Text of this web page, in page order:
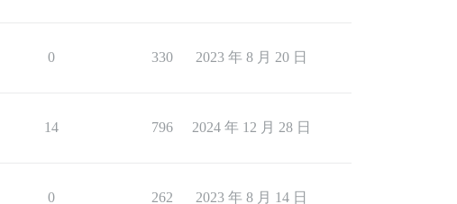
0 330 2023 年 8 月 20 日
14 796 2024 年 12 月 28 日
0 262 2023 年 8 月 14 日